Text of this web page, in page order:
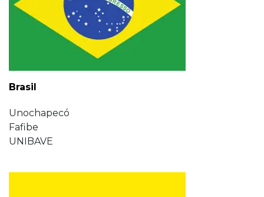
Brasil
Unochapecó
Fafibe
UNIBAVE